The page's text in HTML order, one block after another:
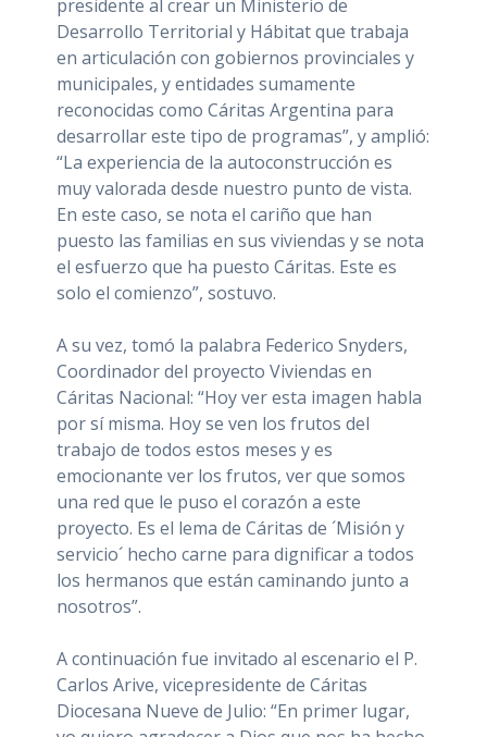
presidente al crear un Ministerio de
Desarrollo Territorial y Hábitat que trabaja
en articulación con gobiernos provinciales y
municipales, y entidades sumamente
reconocidas como Cáritas Argentina para
desarrollar este tipo de programas”, y amplió:
“La experiencia de la autoconstrucción es
muy valorada desde nuestro punto de vista.
En este caso, se nota el cariño que han
puesto las familias en sus viviendas y se nota
el esfuerzo que ha puesto Cáritas. Este es
solo el comienzo”, sostuvo.
A su vez, tomó la palabra Federico Snyders,
Coordinador del proyecto Viviendas en
Cáritas Nacional: “Hoy ver esta imagen habla
por sí misma. Hoy se ven los frutos del
trabajo de todos estos meses y es
emocionante ver los frutos, ver que somos
una red que le puso el corazón a este
proyecto. Es el lema de Cáritas de ´Misión y
servicio´ hecho carne para dignificar a todos
los hermanos que están caminando junto a
nosotros”.
A continuación fue invitado al escenario el P.
Carlos Arive, vicepresidente de Cáritas
Diocesana Nueve de Julio: “En primer lugar,